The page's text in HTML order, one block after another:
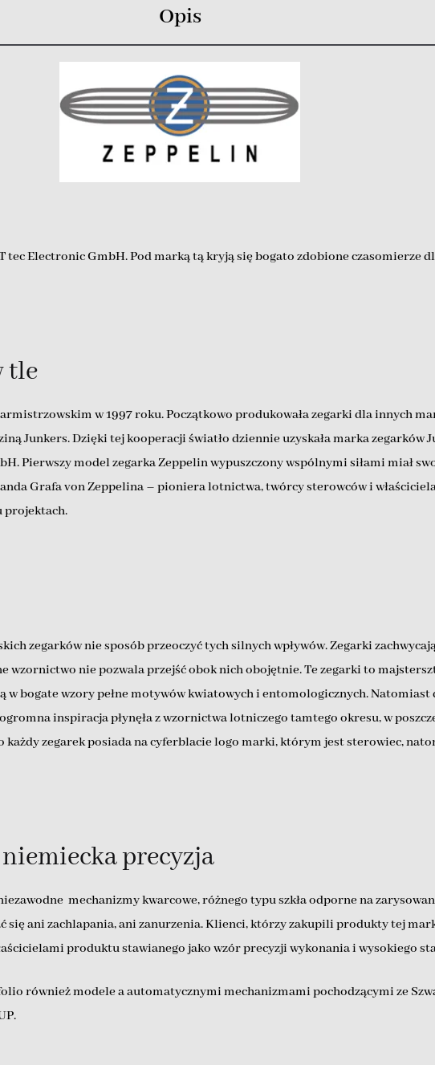
Opis
Electronic GmbH. Pod marką tą kryją się bogato zdobione czasomierze
tle
w 1997 roku. Początkowo produkowała zegarki dla innych
Junkers. Dzięki tej kooperacji światło dziennie uzyskała marka
Pierwszy model zegarka Zeppelin wypuszczony wspólnymi siłami miał
Grafa von Zeppelina – pioniera lotnictwa, twórcy sterowców i
projektach.
zegarków nie sposób przeoczyć tych silnych wpływów. Zegarki
nie pozwala przejść obok nich obojętnie. Te zegarki to
w bogate wzory pełne motywów kwiatowych i entomologicznych.
inspiracja płynęła z wzornictwa lotniczego tamtego okresu, w
zegarek posiada na cyferblacie logo marki, którym jest sterowiec,
precyzja
mechanizmy kwarcowe, różnego typu szkła odporne na
się ani zachlapania, ani zanurzenia. Klienci, którzy zakupili produkty tej
produktu stawianego jako wzór precyzji wykonania i wysokiego
również modele a automatycznymi mechanizmami pochodzącymi ze